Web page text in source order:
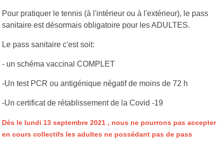
Pour pratiquer le tennis (à l'intérieur ou à l'extérieur), le pass
sanitaire est désormais obligatoire pour les ADULTES.
Le pass sanitaire c'est soit:
- un schéma vaccinal COMPLET
-Un test PCR ou antigénique négatif de moins de 72 h
-Un certificat de rétablissement de la Covid -19
Dès le lundi 13 septembre 2021 , nous ne pourrons pas accepter
en cours collectifs les adultes ne possédant pas de pass